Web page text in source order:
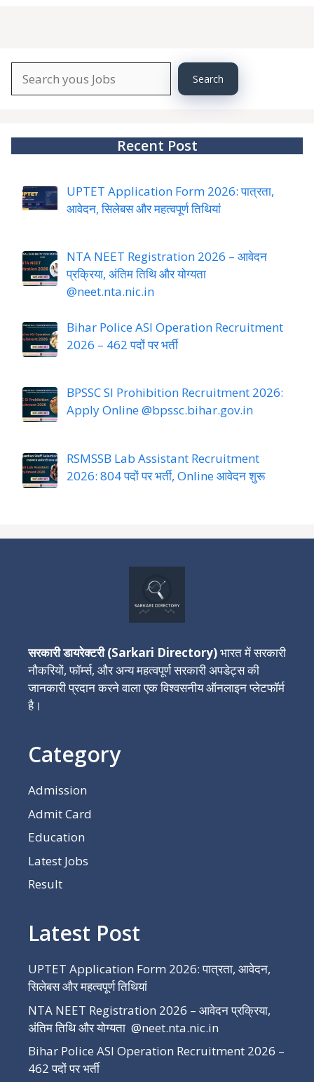
About
Search
Recent Post
UPTET Application Form 2026: पात्रता,
आवेदन, सिलेबस और महत्वपूर्ण तिथियां
NTA NEET Registration 2026 – आवेदन
प्रक्रिया, अंतिम तिथि और योग्यता
@neet.nta.nic.in
Bihar Police ASI Operation Recruitment
2026 – 462 पदों पर भर्ती
BPSSC SI Prohibition Recruitment 2026:
Apply Online @bpssc.bihar.gov.in
RSMSSB Lab Assistant Recruitment
2026: 804 पदों पर भर्ती, Online आवेदन शुरू
सरकारी डायरेक्टरी (Sarkari Directory)भारत में सरकारी
नौकरियों, फॉर्म्स, और अन्य महत्वपूर्ण सरकारी अपडेट्स की
जानकारी प्रदान करने वाला एक विश्वसनीय ऑनलाइन प्लेटफॉर्म
है।
Category
Admission
Admit Card
Education
Latest Jobs
Result
Latest Post
UPTET Application Form 2026: पात्रता, आवेदन,
सिलेबस और महत्वपूर्ण तिथियां
NTA NEET Registration 2026 – आवेदन प्रक्रिया,
अंतिम तिथि और योग्यता @neet.nta.nic.in
Bihar Police ASI Operation Recruitment 2026 –
462 पदों पर भर्ती